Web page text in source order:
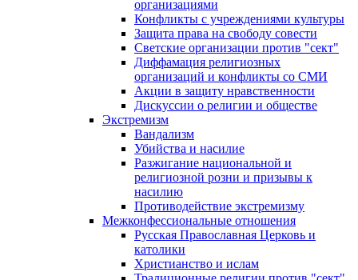
организациями
Конфликты с учреждениями культуры
Защита права на свободу совести
Светские организации против "сект"
Диффамация религиозных
организаций и конфликты со СМИ
Акции в защиту нравственности
Дискуссии о религии и обществе
Экстремизм
Вандализм
Убийства и насилие
Разжигание национальной и
религиозной розни и призывы к
насилию
Противодействие экстремизму
Межконфессиональные отношения
Русская Православная Церковь и
католики
Христианство и ислам